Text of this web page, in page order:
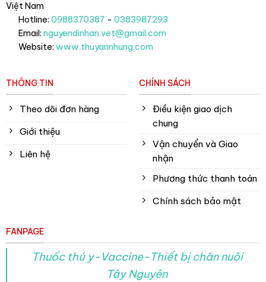
Việt Nam
Hotline: 0988370387 - 0383987293
Email: nguyendinhan.vet@gmail.com
Website: www.thuyannhung.com
THÔNG TIN
Theo dõi đơn hàng
Giới thiệu
Liên hệ
CHÍNH SÁCH
Điều kiện giao dịch
chung
Vận chuyển và Giao
nhận
Phương thức thanh toán
Chính sách bảo mật
FANPAGE
Thuốc thú y-Vaccine-Thiết bị chăn nuôi
Tây Nguyên